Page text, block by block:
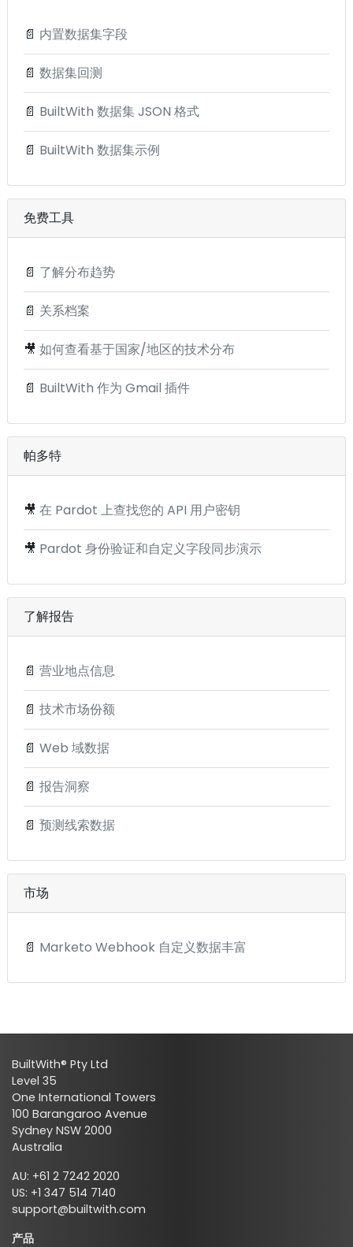
📄 内置数据集字段
📄 数据集回测
📄 BuiltWith 数据集 JSON 格式
📄 BuiltWith 数据集示例
免费工具
📄 了解分布趋势
📄 关系档案
🎥 如何查看基于国家/地区的技术分布
📄 BuiltWith 作为 Gmail 插件
帕多特
🎥 在 Pardot 上查找您的 API 用户密钥
🎥 Pardot 身份验证和自定义字段同步演示
了解报告
📄 营业地点信息
📄 技术市场份额
📄 Web 域数据
📄 报告洞察
📄 预测线索数据
市场
📄 Marketo Webhook 自定义数据丰富
BuiltWith® Pty Ltd
Level 35
One International Towers
100 Barangaroo Avenue
Sydney NSW 2000
Australia
AU: +61 2 7242 2020
US: +1 347 514 7140
support@builtwith.com
产品